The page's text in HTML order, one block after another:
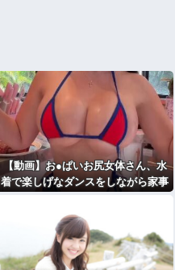
【動画】お●ぱいお尻女体さん、水
着で楽しげなダンスをしながら家事